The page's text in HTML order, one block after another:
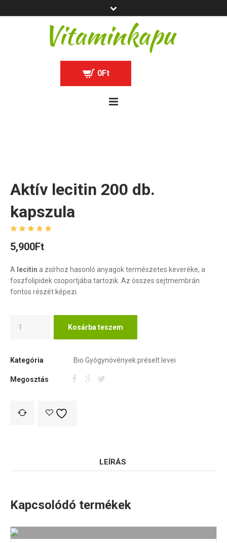
0Ft
Aktív lecitin 200 db.
kapszula
5,900Ft
A lecitin a zsírhoz hasonló anyagok természetes keveréke, a
foszfolipidek csoportjába tartozik. Az összes sejtmembrán
fontos részét képezi.
Kosárba teszem
Kategória Bio Gyógynövények préselt levei
Megosztás
LEÍRÁS
Kapcsolódó termékek